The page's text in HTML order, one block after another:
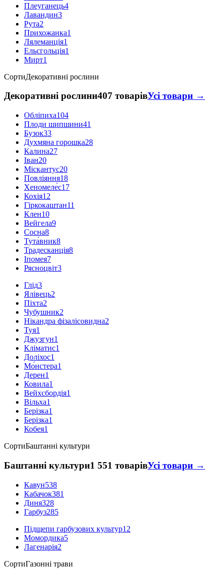
Плеуганець4
Лавандин3
Рута2
Прихожанка1
Лялеманція1
Ельсгольція1
Мирт1
СортиДекоративні рослини
Декоративні рослини407 товарівУсі товари →
Обліпиха104
Плоди шипшини41
Бузок33
Духмяна горошка28
Калина27
Іван20
Міскантус20
Повліяння18
Хеномеле́с17
Кохія12
Гіркокаштан11
Клен10
Вейгела9
Сосна8
Тута́вник8
Традесканція8
Іпомея7
Рясноцвіт3
Глід3
Ялівець2
Піхта2
Чубушник2
Нікандра фізалісовидна2
Туя1
Джузгун1
Кліматис1
Доліхос1
Мо́нстера1
Дерен1
Ковила1
Вейхсбордія1
Вільха1
Берізка1
Берізка1
Кобея1
СортиБаштанні культури
Баштанні культури1 551 товарівУсі товари →
Кавун538
Кабачок381
Диня328
Гарбуз285
Підщепи гарбузових культур12
Момордика5
Лагенарія2
СортиГазонні трави